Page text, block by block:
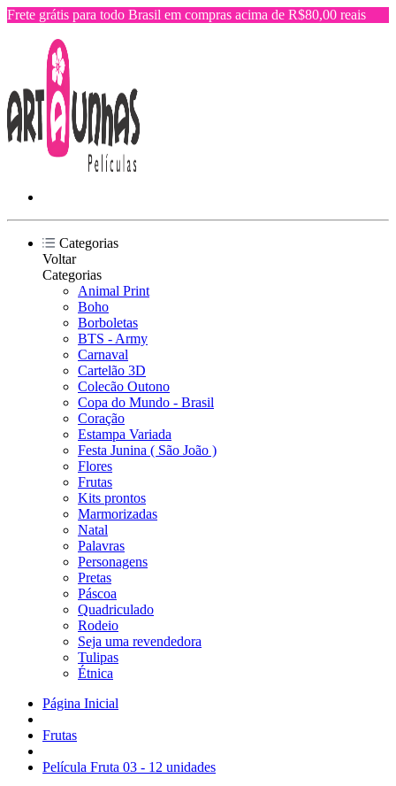
Frete grátis para todo Brasil em compras acima de R$80,00 reais
Categorias
Voltar
Categorias
Animal Print
Boho
Borboletas
BTS - Army
Carnaval
Cartelão 3D
Colecão Outono
Copa do Mundo - Brasil
Coração
Estampa Variada
Festa Junina ( São João )
Flores
Frutas
Kits prontos
Marmorizadas
Natal
Palavras
Personagens
Pretas
Páscoa
Quadriculado
Rodeio
Seja uma revendedora
Tulipas
Étnica
Página Inicial
Frutas
Película Fruta 03 - 12 unidades